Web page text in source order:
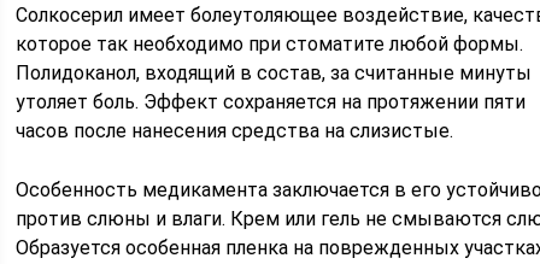
Солкосерил имеет болеутоляющее воздействие,
которое так необходимо при стоматите любой формы.
Полидоканол, входящий в состав, за считанные минуты
утоляет боль. Эффект сохраняется на протяжении пяти
часов после нанесения средства на слизистые.
Особенность медикамента заключается в его
против слюны и влаги. Крем или гель не смываются
Образуется особенная пленка на поврежденных